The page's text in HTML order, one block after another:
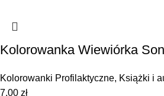
Kolorowanka Wiewiórka
Kolorowanki Profilaktyczne, Książki i
7,00 zł